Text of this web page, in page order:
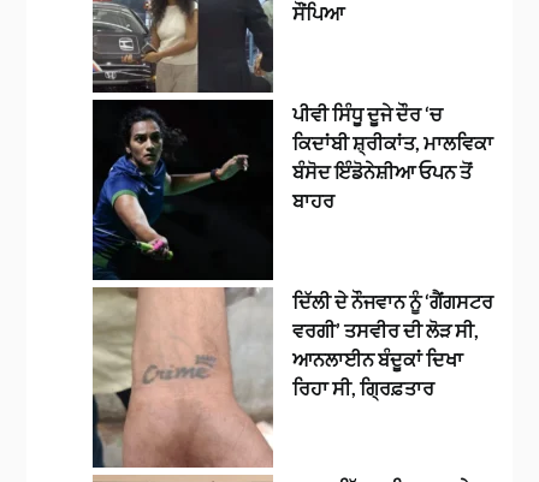
ਸੌਂਪਿਆ
ਪੀਵੀ ਸਿੰਧੂ ਦੂਜੇ ਦੌਰ ‘ਚ
ਕਿਦਾਂਬੀ ਸ਼੍ਰੀਕਾਂਤ, ਮਾਲਵਿਕਾ
ਬੰਸੋਦ ਇੰਡੋਨੇਸ਼ੀਆ ਓਪਨ ਤੋਂ
ਬਾਹਰ
ਦਿੱਲੀ ਦੇ ਨੌਜਵਾਨ ਨੂੰ ‘ਗੈਂਗਸਟਰ
ਵਰਗੀ’ ਤਸਵੀਰ ਦੀ ਲੋੜ ਸੀ,
ਆਨਲਾਈਨ ਬੰਦੂਕਾਂ ਦਿਖਾ
ਰਿਹਾ ਸੀ, ਗ੍ਰਿਫ਼ਤਾਰ